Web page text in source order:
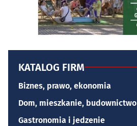
KATALOG FIRM
Biznes, prawo, ekonomia
Dom, mieszkanie, budownictwo
Gastronomia i jedzenie